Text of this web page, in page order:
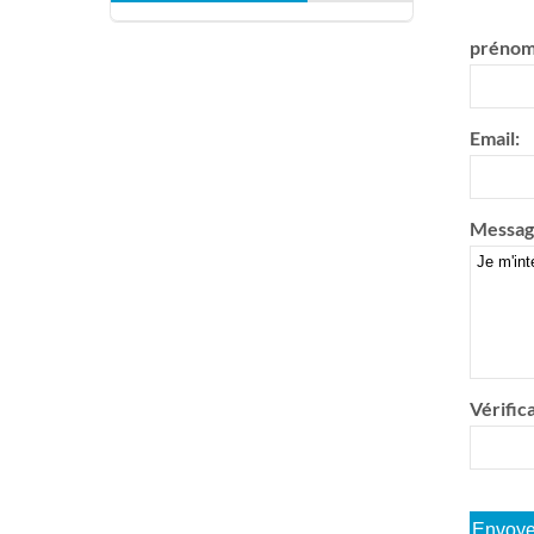
Email: